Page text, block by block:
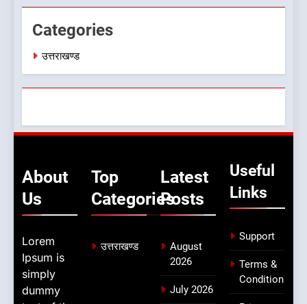
Categories
उत्तराखण्ड
About
Us
Lorem
Ipsum is
simply
dummy
Top
Categories
उत्तराखण्ड
Latest
Posts
August
2026
July 2026
Useful
Links
Support
Terms &
Condition